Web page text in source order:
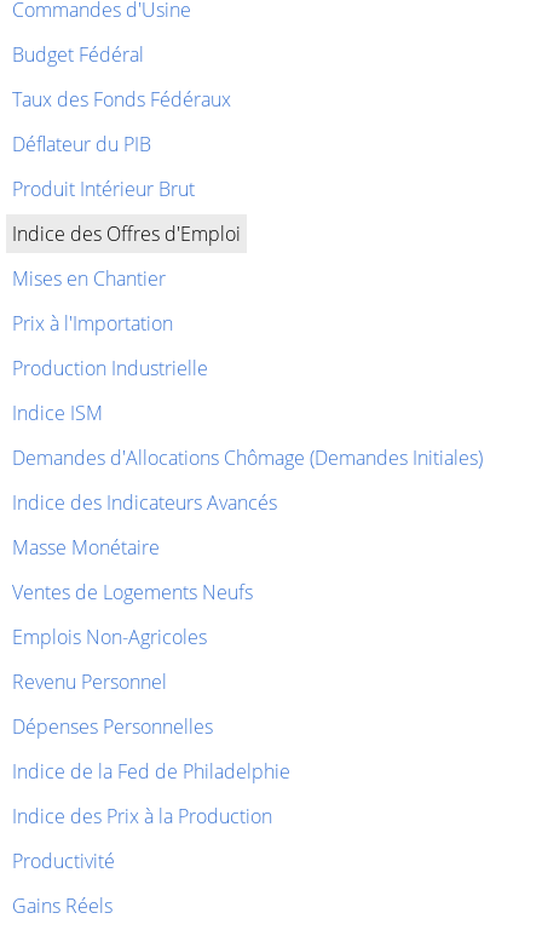
Commandes d'Usine
Budget Fédéral
Taux des Fonds Fédéraux
Déflateur du PIB
Produit Intérieur Brut
Indice des Offres d'Emploi
Mises en Chantier
Prix à l'Importation
Production Industrielle
Indice ISM
Demandes d'Allocations Chômage (Demandes Initiales)
Indice des Indicateurs Avancés
Masse Monétaire
Ventes de Logements Neufs
Emplois Non-Agricoles
Revenu Personnel
Dépenses Personnelles
Indice de la Fed de Philadelphie
Indice des Prix à la Production
Productivité
Gains Réels